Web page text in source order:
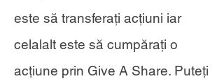
este să transferați acțiuni iar
celalalt este să cumpărați o
acțiune prin Give A Share. Puteți